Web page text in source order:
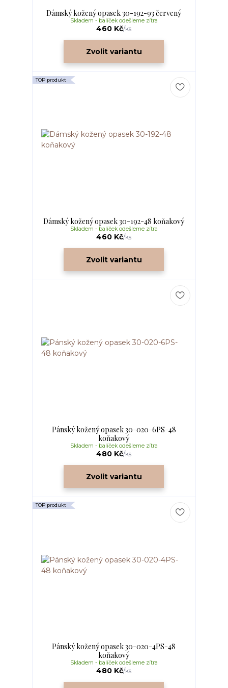
Dámský kožený opasek 30-192-93 červený
460 Kč/ks
Skladem - balíček odešleme zítra
Zvolit variantu
TOP produkt
Dámský kožený opasek 30-192-48 koňakový
460 Kč/ks
Skladem - balíček odešleme zítra
Zvolit variantu
Pánský kožený opasek 30-020-6PS-48
koňakový
480 Kč/ks
Skladem - balíček odešleme zítra
Zvolit variantu
TOP produkt
Pánský kožený opasek 30-020-4PS-48
koňakový
480 Kč/ks
Skladem - balíček odešleme zítra